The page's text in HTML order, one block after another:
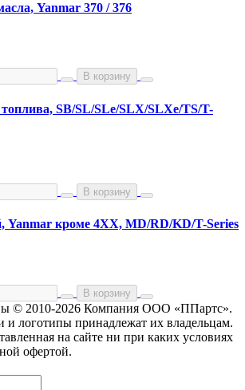
Yanmar 370 / 376
В корзину
SB/SL/SLe/SLX/SLXe/TS/T-
В корзину
кроме 4XX, MD/RD/KD/T-Series
В корзину
© 2010-2026 Компания ООО «ППартс».
и логотипы принадлежат их владельцам.
на сайте ни при каких условиях
офертой.